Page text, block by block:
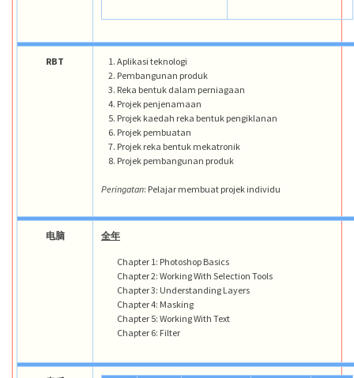
RBT
Aplikasi teknologi
Pembangunan produk
Reka bentuk dalam perniagaan
Projek penjenamaan
Projek kaedah reka bentuk pengiklanan
Projek pembuatan
Projek reka bentuk mekatronik
Projek pembangunan produk
Peringatan: Pelajar membuat projek individu
电脑 全年
Chapter 1: Photoshop Basics
Chapter 2: Working With Selection Tools
Chapter 3: Understanding Layers
Chapter 4: Masking
Chapter 5: Working With Text
Chapter 6: Filter